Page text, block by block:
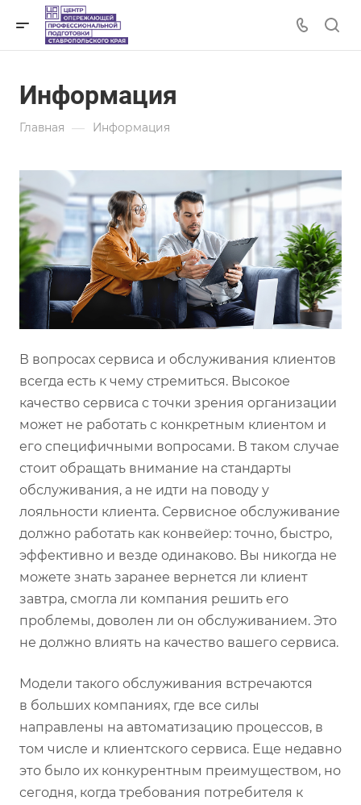
Информация
Главная — Информация
В вопросах сервиса и обслуживания клиентов
всегда есть к чему стремиться. Высокое
качество сервиса с точки зрения организации
может не работать с конкретным клиентом и
его специфичными вопросами. В таком случае
стоит обращать внимание на стандарты
обслуживания, а не идти на поводу у
лояльности клиента. Сервисное обслуживание
должно работать как конвейер: точно, быстро,
эффективно и везде одинаково. Вы никогда не
можете знать заранее вернется ли клиент
завтра, смогла ли компания решить его
проблемы, доволен ли он обслуживанием. Это
не должно влиять на качество вашего сервиса.
Модели такого обслуживания встречаются
в больших компаниях, где все силы
направлены на автоматизацию процессов, в
том числе и клиентского сервиса. Еще недавно
это было их конкурентным преимуществом, но
сегодня, когда требования потребителя к